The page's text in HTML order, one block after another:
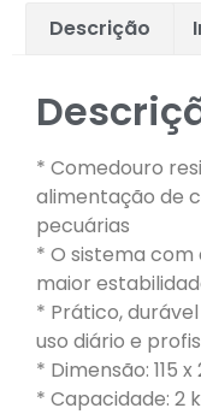
Descrição
* Comedouro
alimentação de
pecuárias
* O sistema com
maior
* Prático,
uso diário e
* Dimensão: 115
* Capacidade: 2